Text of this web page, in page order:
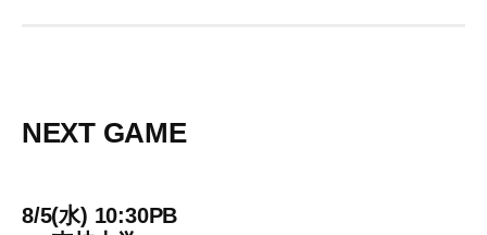
NEXT GAME
8/5(水) 10:30PB